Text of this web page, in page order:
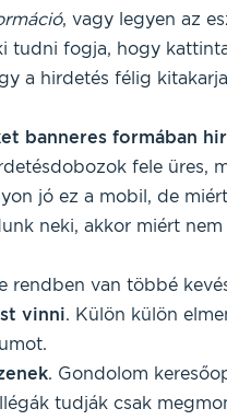
, vagy legyen az
tudni fogja, hogy
a hirdetés félig
banneres formában
fele üres,
jó ez a mobil, de
neki, akkor miért
rendben van többé
vinni. Külön külön
. Gondolom
tudják csak